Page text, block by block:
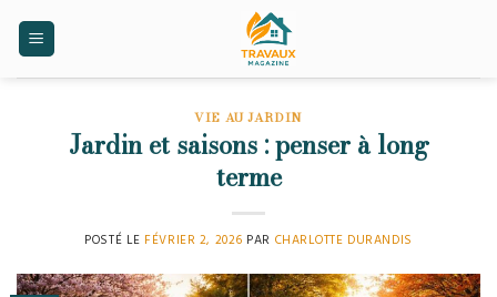
VIE AU JARDIN
Jardin et saisons : penser à long
terme
POSTÉ LE FÉVRIER 2, 2026 PAR CHARLOTTE DURANDIS